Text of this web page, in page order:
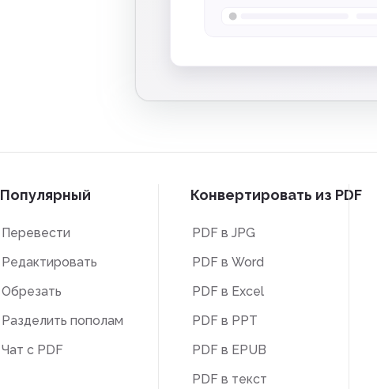
Популярный
Перевести
Редактировать
Обрезать
Разделить пополам
Чат с PDF
Конвертировать из PDF
PDF в JPG
PDF в Word
PDF в Excel
PDF в PPT
PDF в EPUB
PDF в текст